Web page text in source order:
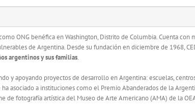
ONG benéfica en Washington, Distrito de Columbia. Cuenta con
de Argentina. Desde su fundación en diciembre de 1968,
argentinos y sus familias.
y apoyando proyectos de desarrollo en Argentina: escuelas,
asociado a instituciones como el Premio Abanderados de la
fotografía artística del Museo de Arte Americano (AMA) de la